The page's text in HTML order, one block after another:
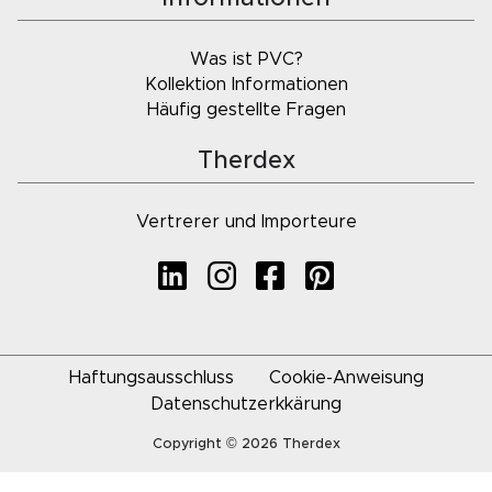
Was ist PVC?
Kollektion Informationen
Häufig gestellte Fragen
Therdex
Vertrerer und Importeure
Copyright © 2026 Therdex
Haftungsausschluss
Cookie-Anweisung
Datenschutzerkkärung